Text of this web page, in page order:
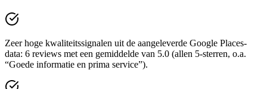
Zeer hoge kwaliteitssignalen uit de aangeleverde Google Places-
data: 6 reviews met een gemiddelde van 5.0 (allen 5-sterren, o.a.
“Goede informatie en prima service”).